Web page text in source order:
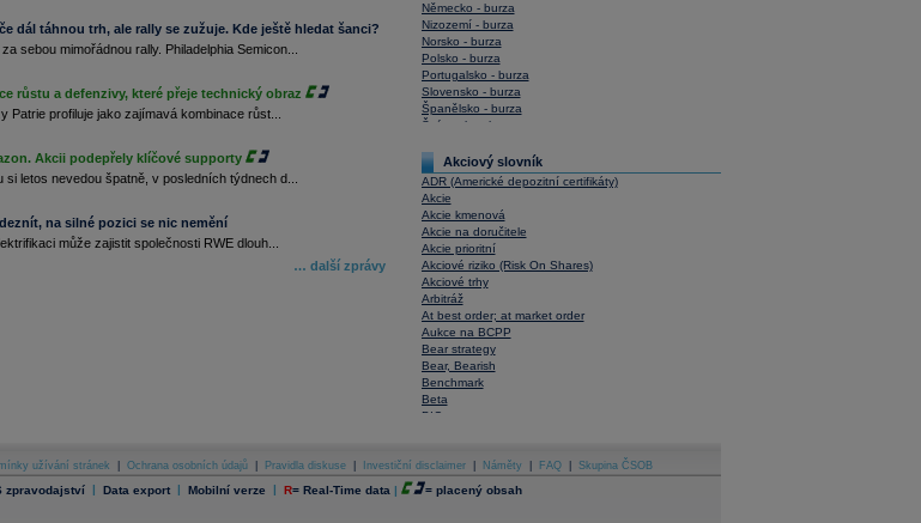
dál táhnou trh, ale rally se zužuje. Kde ještě hledat šanci?
sebou mimořádnou rally. Philadelphia Semicon...
růstu a defenzivy, které přeje technický obraz
Patrie profiluje jako zajímavá kombinace růst...
Akcii podepřely klíčové supporty
si letos nevedou špatně, v posledních týdnech d...
na silné pozici se nic nemění
může zajistit společnosti RWE dlouh...
… další zprávy
Německo - burza
Nizozemí - burza
Norsko - burza
Polsko - burza
Portugalsko - burza
Slovensko - burza
Španělsko - burza
Švýcarsko - burza
Akciový slovník
ADR (Americké depozitní certifikáty)
Akcie
Akcie kmenová
Akcie na doručitele
Akcie prioritní
Akciové riziko (Risk On Shares)
Akciové trhy
Arbitráž
At best order; at market order
Aukce na BCPP
Bear strategy
Bear, Bearish
Benchmark
Beta
BIC
Bonita
Book To Bill Ratio
Book Value
užívání stránek Ochrana osobních údajů Pravidla diskuse Investiční disclaimer Náměty FAQ Skupina ČSOB
zpravodajství | Data export | Mobilní verze | R= Real-Time data | = placený obsah